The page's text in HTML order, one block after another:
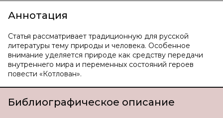
Аннотация
Статья рассматривает традиционную для русской
литературы тему природы и человека. Особенное
внимание уделяется природе как средству передачи
внутреннего мира и переменных состояний героев
повести «Котлован».
Библиографическое описание